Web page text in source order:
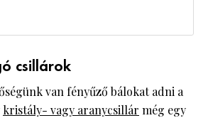
csillárok
van fényűző bálokat adni a
kristály- vagy aranycsillár még egy